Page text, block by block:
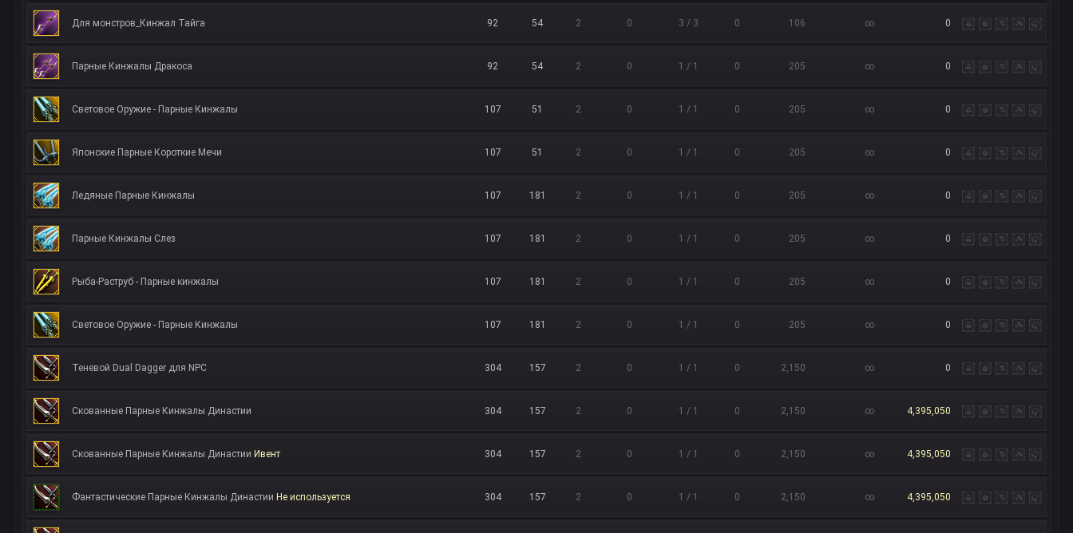
Для монстров_Кинжал Тайга 92 54 2 0 3 / 3 0 106 ∞ 0
Парные Кинжалы Дракоса 92 54 2 0 1 / 1 0 205 ∞ 0
Световое Оружие - Парные Кинжалы 107 51 2 0 1 / 1 0 205 ∞ 0
Японские Парные Короткие Мечи 107 51 2 0 1 / 1 0 205 ∞ 0
Ледяные Парные Кинжалы 107 181 2 0 1 / 1 0 205 ∞ 0
Парные Кинжалы Слез 107 181 2 0 1 / 1 0 205 ∞ 0
Рыба-Раструб - Парные кинжалы 107 181 2 0 1 / 1 0 205 ∞ 0
Световое Оружие - Парные Кинжалы 107 181 2 0 1 / 1 0 205 ∞ 0
Теневой Dual Dagger для NPC 304 157 2 0 1 / 1 0 2,150 ∞ 0
Скованные Парные Кинжалы Династии 304 157 2 0 1 / 1 0 2,150 ∞ 4,395,050
Скованные Парные Кинжалы Династии Ивент 304 157 2 0 1 / 1 0 2,150 ∞ 4,395,050
Фантастические Парные Кинжалы Династии Не используется 304 157 2 0 1 / 1 0 2,150 ∞ 4,395,050